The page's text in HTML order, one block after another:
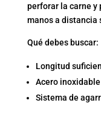
perforar la carne y
manos a distancia
Qué debes buscar:
Longitud
Acero
Sistema de